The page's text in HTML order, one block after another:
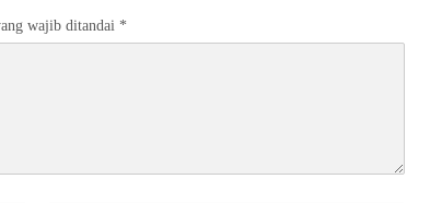
wajib ditandai *